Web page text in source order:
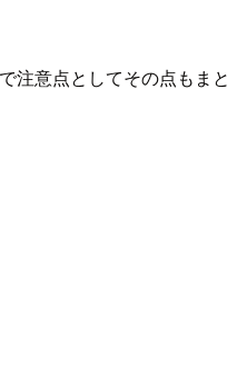
注意点としてその点もまと